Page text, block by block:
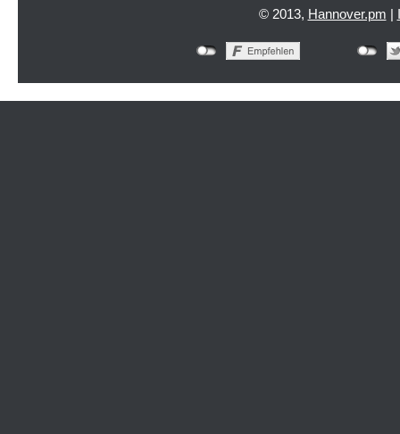
© 2013, Hannover.pm